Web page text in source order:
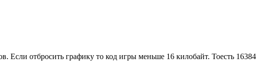
Если отбросить графику то код игры меньше 16 килобайт. Тоесть 16384